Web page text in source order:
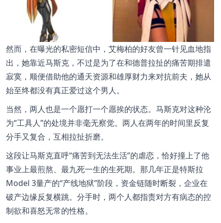
然而，在曝光的私密短信中，艾梅柏的好友曾一针见血地指
出，她靠近马斯克，不过是为了在和德普拉扯的痛苦期排遣
寂寞，顺便借助他的通天资源和雄厚财力来对抗前夫，她从
始至终都没有真正爱过这个男人。
当然，两人也是一个愿打一个愿挨的状态。马斯克对这种沦
为“工具人”的处境并非毫无察觉。两人在两年的时间里反复
分手又复合，互相拉扯折磨。
这段让马斯克直呼“痛苦到无法生活”的虐恋，恰好撞上了他
事业上最煎熬、最九死一生的生死期。那几年正是特斯拉
Model 3量产的“产线地狱”阶段，资金链随时断裂，企业在
破产边缘反复横跳。 分手时，两个人都指责对方有病态的控
制欲和喜怒无常的性格。